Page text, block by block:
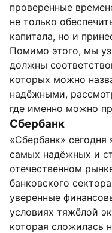
проверенные
не только
капитала, но и
Помимо этого, мы
должны
которых можно
надёжными,
где именно можно
Сбербанк
«Сбербанк»
самых надёжных и
отечественном
банковского
уверенные
условиях тяжёлой
которая сложилась